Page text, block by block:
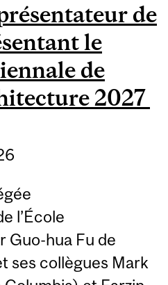
de
le
de
2027
l’École
Guo-hua Fu de
ses collègues Mark